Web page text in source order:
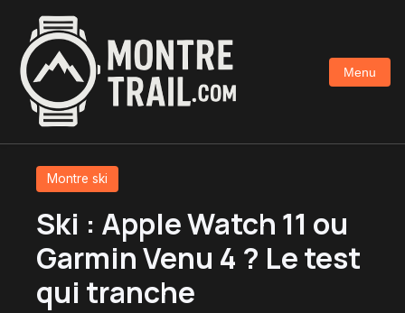
contenu
principal
Menu
Montre ski
Ski : Apple Watch 11 ou
Garmin Venu 4 ? Le test
qui tranche